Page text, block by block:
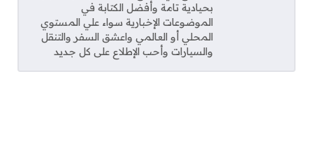
بحيادية تامة وأفضل الكتابة في
الموضوعات الإخبارية سواء علي المستوي
المحلي أو العالمي واعشق السفر والتنقل
والسيارات وأحب الإطلاع على كل جديد